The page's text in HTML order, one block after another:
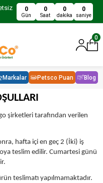
0
Gün
0
Saat
0
dakika
0
saniye
0
Markalar Petsco Puan Blog
şirketleri tarafından verilen
hafta içi en geç 2 (İki) iş
teslim edilir. Cumartesi günü
teslimatı yapılmamaktadır.